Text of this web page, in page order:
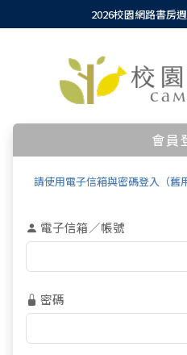
2026校園網路書房
會員
請使用電子信箱與密碼登入（舊
電子信箱／帳號
密碼